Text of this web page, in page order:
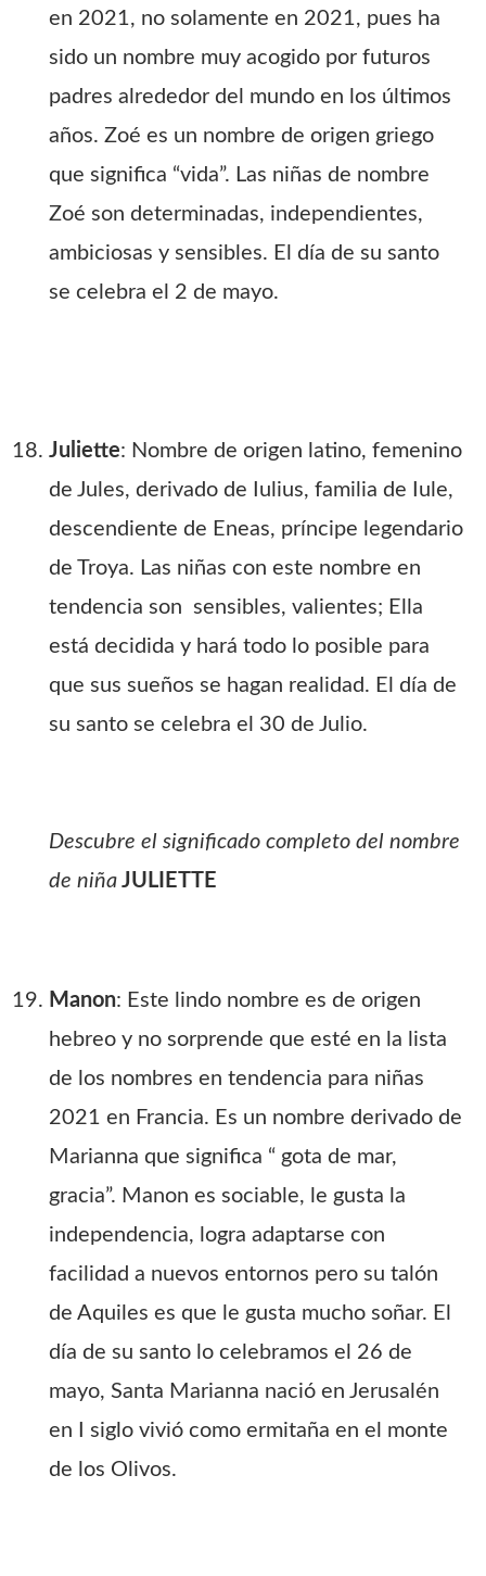
en 2021, no solamente en 2021, pues ha
sido un nombre muy acogido por futuros
padres alrededor del mundo en los últimos
años. Zoé es un nombre de origen griego
que significa “vida”. Las niñas de nombre
Zoé son determinadas, independientes,
ambiciosas y sensibles. El día de su santo
se celebra el 2 de mayo.
Juliette: Nombre de origen latino, femenino
de Jules, derivado de Iulius, familia de Iule,
descendiente de Eneas, príncipe legendario
de Troya. Las niñas con este nombre en
tendencia son sensibles, valientes; Ella
está decidida y hará todo lo posible para
que sus sueños se hagan realidad. El día de
su santo se celebra el 30 de Julio.
Descubre el significado completo del nombre
de niña JULIETTE
Manon: Este lindo nombre es de origen
hebreo y no sorprende que esté en la lista
de los nombres en tendencia para niñas
2021 en Francia. Es un nombre derivado de
Marianna que significa “ gota de mar,
gracia”. Manon es sociable, le gusta la
independencia, logra adaptarse con
facilidad a nuevos entornos pero su talón
de Aquiles es que le gusta mucho soñar. El
día de su santo lo celebramos el 26 de
mayo, Santa Marianna nació en Jerusalén
en I siglo vivió como ermitaña en el monte
de los Olivos.